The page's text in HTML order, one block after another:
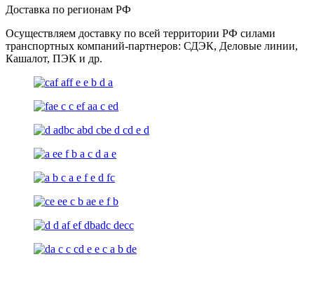
Доставка по регионам РФ
Осуществляем доставку по всей территории РФ силами
транспортных компаний-партнеров: СДЭК, Деловые линии,
Кашалот, ПЭК и др.